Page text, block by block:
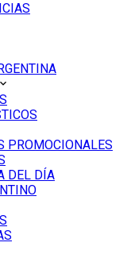
PROMOCIONALES
DEL DÍA